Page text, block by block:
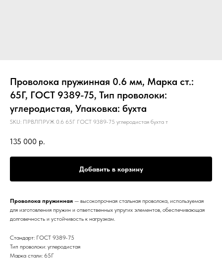
Проволока пружинная 0.6 мм, Марка ст.:
65Г, ГОСТ 9389-75, Тип проволоки:
углеродистая, Упаковка: бухта
SKU: ПРВЛПРУЖ 0.6 65Г ГОСТ 9389-75 углеродистая бухта т
135 000 р.
Добавить в корзину
Проволока пружинная — высокопрочная стальная проволока, используемая
для изготовления пружин и ответственных упругих элементов, обеспечивающая
долговечность и устойчивость к нагрузкам.
Стандарт: ГОСТ 9389-75
Тип проволоки: углеродистая
Марка стали: 65Г